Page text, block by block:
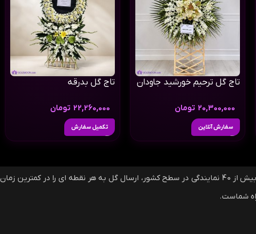
تاج گل ترحیم خورشید جاودان
20,300,000 تومان
سفارش آنلاین
تاج گل بدرقه
22,260,000 تومان
تکمیل سفارش
گل فروشی آنلاین گلمون، وب سایت سفارش آنلاین گل و گیاه در ایران و خارج از ایران است که با دارا بودن بیش از 40 نمایندگی در سطح کشور، ارسال گل به هر نقطه ای را در کمترین زمان